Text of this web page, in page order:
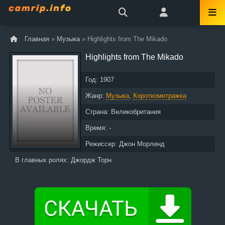
Главная » Музыка » Highlights from The Mikado
Highlights from The Mikado
Год: 1907
Жанр: Музыка, Короткометражка
Страна: Великобритания
Время: -
Режиссер: Джон Морленд
В главных ролях: Джордж Торн